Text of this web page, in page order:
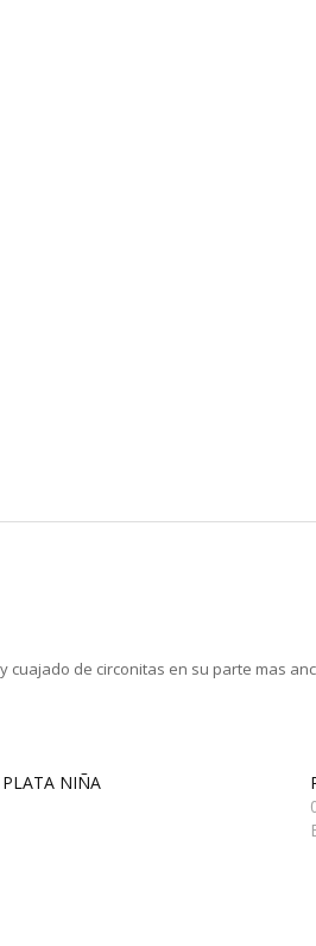
de circonitas en su parte mas
PLATA NIÑA